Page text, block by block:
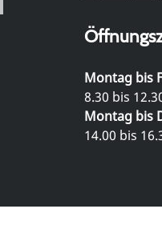
Montag bis
8.30 bis
Montag bis
14.00 bis